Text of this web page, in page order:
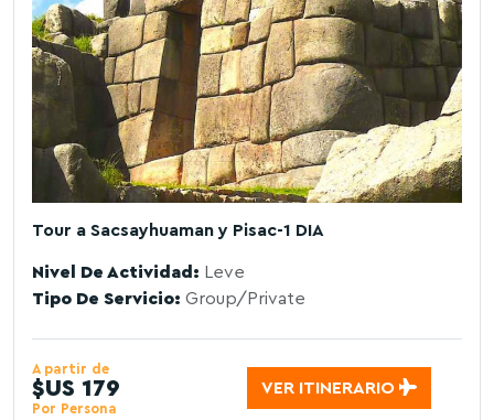
Tour a Sacsayhuaman y Pisac-1 DIA
Nivel De Actividad:
Leve
Tipo De Servicio: Group/Private
A partir de
$US 179
Por Persona
VER ITINERARIO